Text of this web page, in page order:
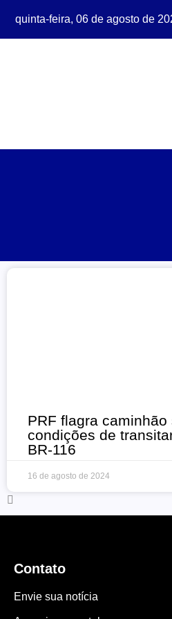
quinta-feira, 06 de agosto de
PRF flagra caminhão
condições de
BR-116
16 de agosto de 2024
Contato
Envie sua notícia